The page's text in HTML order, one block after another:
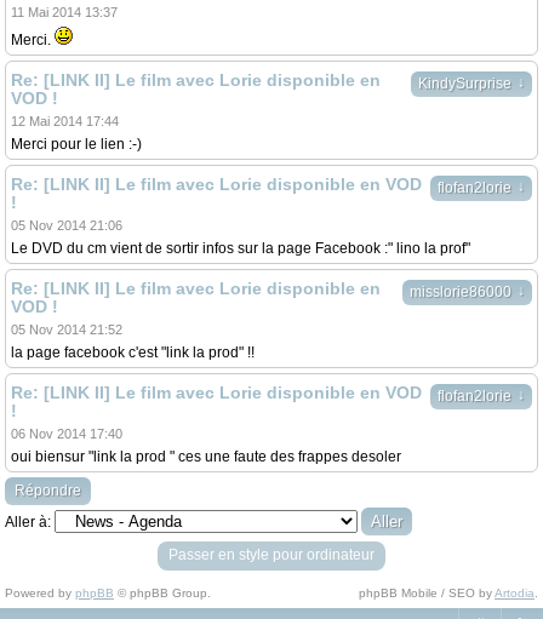
11 Mai 2014 13:37
Merci.
KindySurprise ↓
Re: [LINK II] Le film avec Lorie disponible en
VOD !
12 Mai 2014 17:44
Merci pour le lien :-)
flofan2lorie ↓
Re: [LINK II] Le film avec Lorie disponible en VOD
!
05 Nov 2014 21:06
Le DVD du cm vient de sortir infos sur la page Facebook :" lino la prof"
misslorie86000 ↓
Re: [LINK II] Le film avec Lorie disponible en
VOD !
05 Nov 2014 21:52
la page facebook c'est "link la prod" !!
flofan2lorie ↓
Re: [LINK II] Le film avec Lorie disponible en VOD
!
06 Nov 2014 17:40
oui biensur "link la prod " ces une faute des frappes desoler
Répondre
Aller à:
Passer en style pour ordinateur
Powered by phpBB © phpBB Group. phpBB Mobile / SEO byArtodia